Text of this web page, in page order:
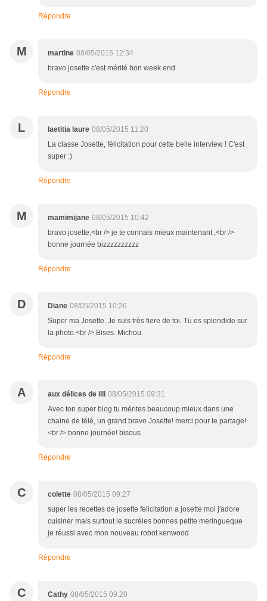
Répondre
M martine 08/05/2015 12:34
bravo josette c'est mérité bon week end
Répondre
L laetitia laure 08/05/2015 11:20
La classe Josette, félicitation pour cette belle interview ! C'est
super :)
Répondre
M mamimijane 08/05/2015 10:42
bravo josette,<br /> je te connais mieux maintenant ,<br />
bonne journée bizzzzzzzzzz
Répondre
D Diane 08/05/2015 10:26
Super ma Josette. Je suis très fiere de toi. Tu es splendide sur
la photo.<br /> Bises. Michou
Répondre
A aux délices de lili 08/05/2015 09:31
Avec ton super blog tu mérites beaucoup mieux dans une
chaine de télé, un grand bravo Josette! merci pour le partage!
<br /> bonne journée! bisous
Répondre
C colette 08/05/2015 09:27
super les recettes de josette felicitation a josette moi j'adore
cuisiner mais surtout le sucréles bonnes petite meringueque
je réussi avec mon nouveau robot kenwood
Répondre
C Cathy 08/05/2015 09:20